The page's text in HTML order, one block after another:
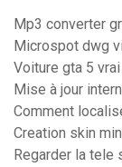
Mp3 converter
Microspot dwg
Voiture gta 5
Mise à jour
Comment
Creation skin
Regarder la tele